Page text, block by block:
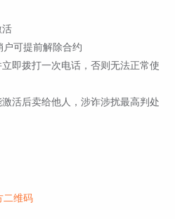
可提前解除合约
即拨打一次电话，否则无法正常使
活后卖给他人，涉诈涉扰最高判处
二维码